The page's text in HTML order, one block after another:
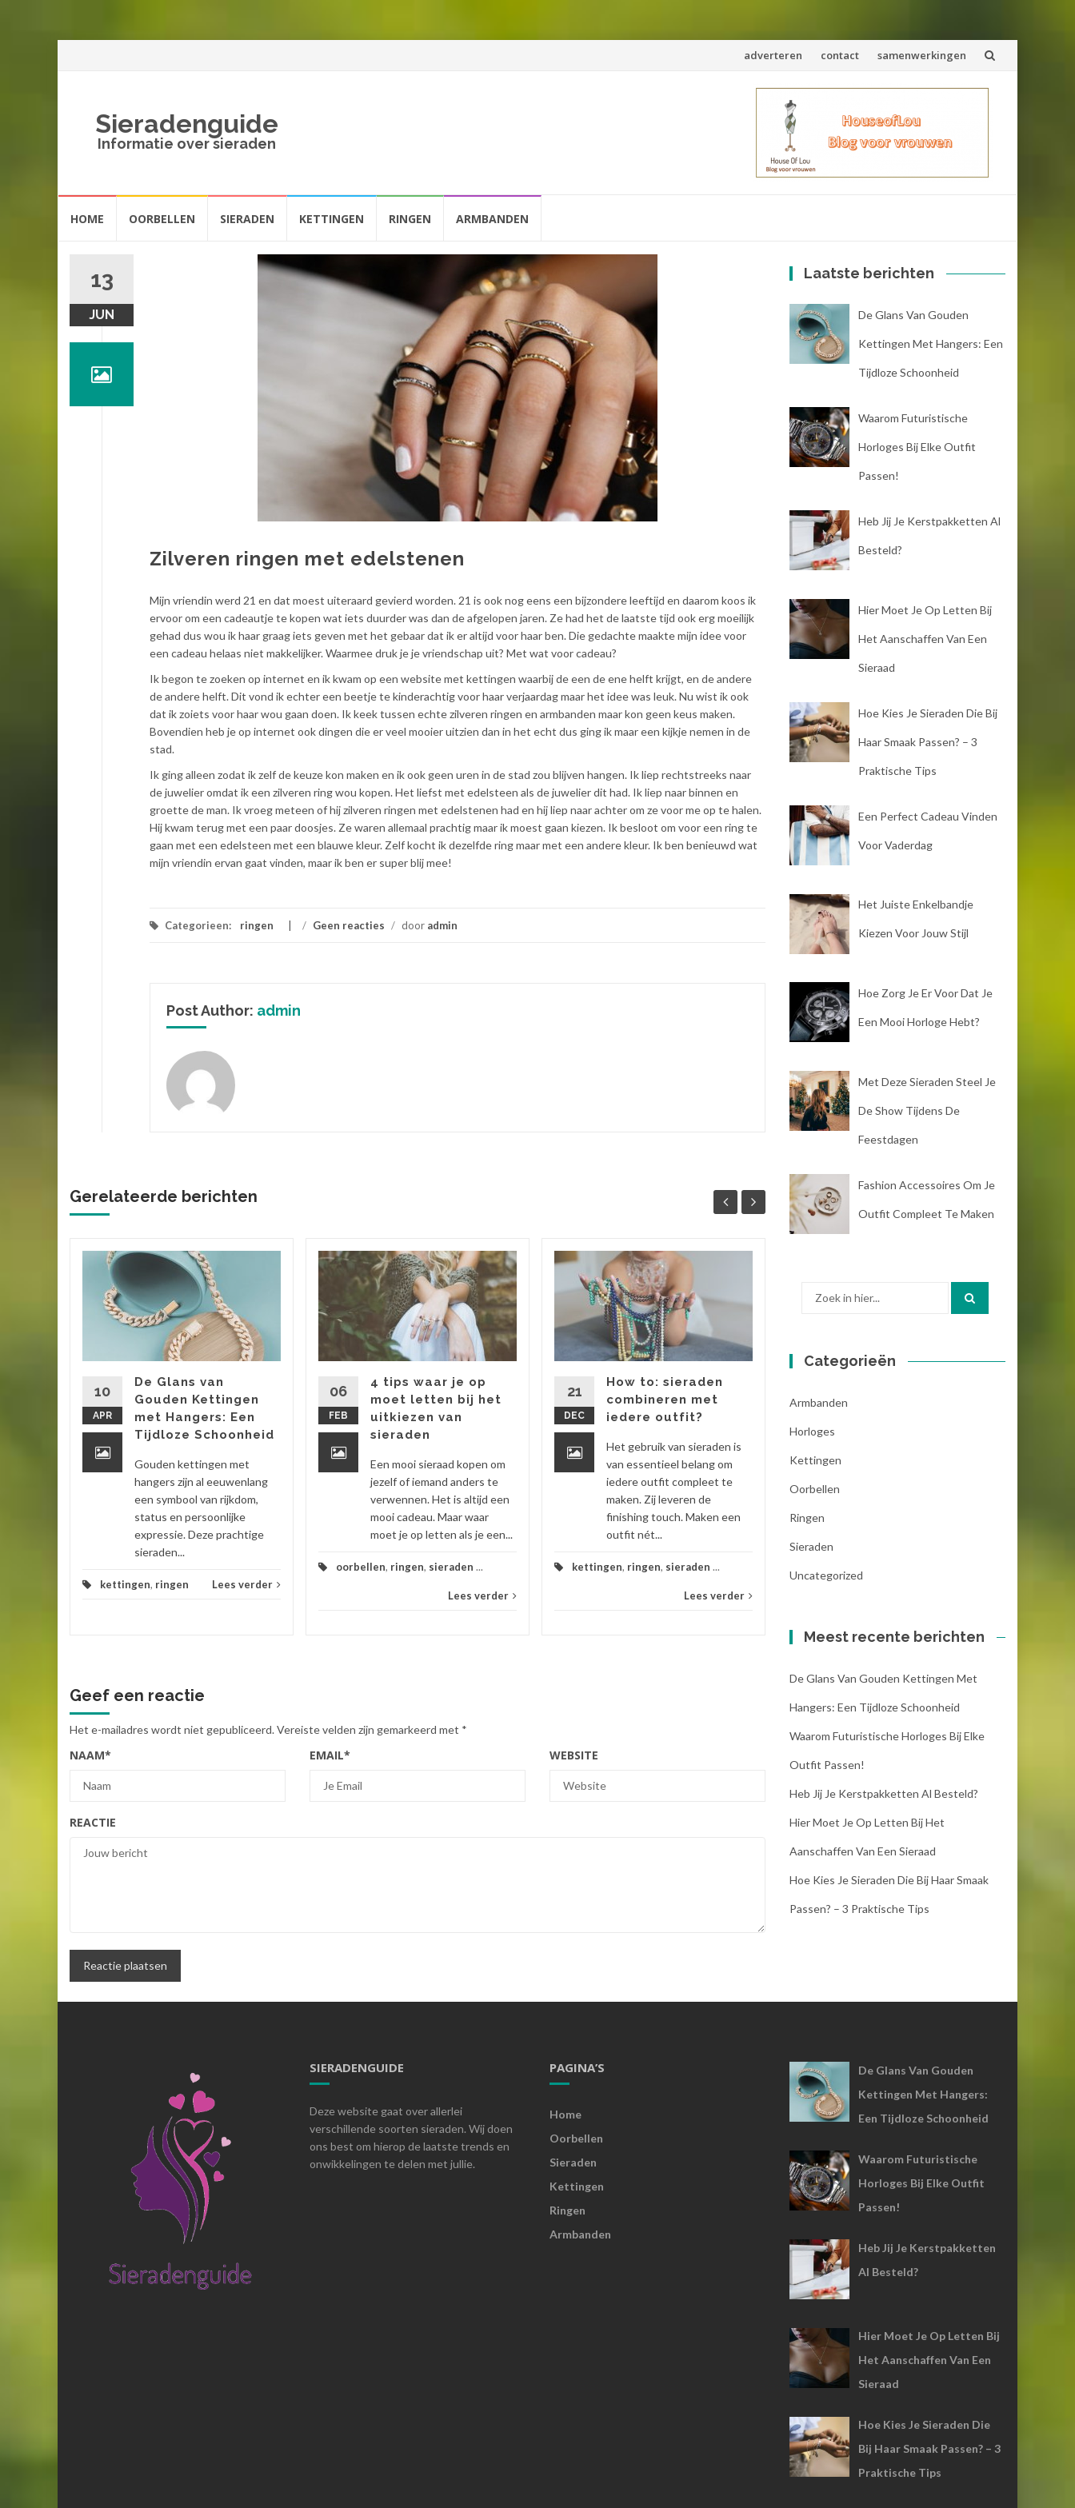
Spring
naar
adverteren contact samenwerkingen
Sieradenguide
Informatie over sieraden
naarHOME OORBELLEN SIERADEN KETTINGEN RINGEN ARMBANDEN
13
JUN
Zilveren ringen met edelstenen
Mijn vriendin werd 21 en dat moest uiteraard gevierd worden. 21 is ook nog eens een bijzondere leeftijd en daarom koos ik
ervoor om een cadeautje te kopen wat iets duurder was dan de afgelopen jaren. Ze had het de laatste tijd ook erg moeilijk
gehad dus wou ik haar graag iets geven met het gebaar dat ik er altijd voor haar ben. Die gedachte maakte mijn idee voor
een cadeau helaas niet makkelijker. Waarmee druk je je vriendschap uit? Met wat voor cadeau?
Ik begon te zoeken op internet en ik kwam op een website met kettingen waarbij de een de ene helft krijgt, en de andere
de andere helft. Dit vond ik echter een beetje te kinderachtig voor haar verjaardag maar het idee was leuk. Nu wist ik ook
dat ik zoiets voor haar wou gaan doen. Ik keek tussen echte zilveren ringen en armbanden maar kon geen keus maken.
Bovendien heb je op internet ook dingen die er veel mooier uitzien dan in het echt dus ging ik maar een kijkje nemen in de
stad.
Ik ging alleen zodat ik zelf de keuze kon maken en ik ook geen uren in de stad zou blijven hangen. Ik liep rechtstreeks naar
de juwelier omdat ik een zilveren ring wou kopen. Het liefst met edelsteen als de juwelier dit had. Ik liep naar binnen en
groette de man. Ik vroeg meteen of hij zilveren ringen met edelstenen had en hij liep naar achter om ze voor me op te halen.
Hij kwam terug met een paar doosjes. Ze waren allemaal prachtig maar ik moest gaan kiezen. Ik besloot om voor een ring te
gaan met een edelsteen met een blauwe kleur. Zelf kocht ik dezelfde ring maar met een andere kleur. Ik ben benieuwd wat
mijn vriendin ervan gaat vinden, maar ik ben er super blij mee!
Categorieen: ringen / Geen reacties / door admin
Post Author: admin
Gerelateerde berichten
10
APR
De Glans van
Gouden Kettingen
met Hangers: Een
Tijdloze Schoonheid
Gouden kettingen met
hangers zijn al eeuwenlang
een symbool van rijkdom,
status en persoonlijke
expressie. Deze prachtige
sieraden...
kettingen, ringen Lees verder
06
FEB
4 tips waar je op
moet letten bij het
uitkiezen van
sieraden
Een mooi sieraad kopen om
jezelf of iemand anders te
verwennen. Het is altijd een
mooi cadeau. Maar waar
moet je op letten als je een...
oorbellen, ringen, sieraden ...
Lees verder
21
DEC
How to: sieraden
combineren met
iedere outfit?
Het gebruik van sieraden is
van essentieel belang om
iedere outfit compleet te
maken. Zij leveren de
finishing touch. Maken een
outfit nét...
kettingen, ringen, sieraden ...
Lees verder
NOV
Sieraden zijn erg leuk om je
hebt ze in zo veel soorten,
maten en kleuren. Wanneer
Geef een reactie
Het e-mailadres wordt niet gepubliceerd.Vereiste velden zijn gemarkeerd met *
NAAM* EMAIL* WEBSITE
REACTIE
Laatste berichten
De Glans Van Gouden
Kettingen Met Hangers: Een
Tijdloze Schoonheid
Waarom Futuristische
Horloges Bij Elke Outfit
Passen!
Heb Jij Je Kerstpakketten Al
Besteld?
Hier Moet Je Op Letten Bij
Het Aanschaffen Van Een
Sieraad
Hoe Kies Je Sieraden Die Bij
Haar Smaak Passen? – 3
Praktische Tips
Een Perfect Cadeau Vinden
Voor Vaderdag
Het Juiste Enkelbandje
Kiezen Voor Jouw Stijl
Hoe Zorg Je Er Voor Dat Je
Een Mooi Horloge Hebt?
Met Deze Sieraden Steel Je
De Show Tijdens De
Feestdagen
Fashion Accessoires Om Je
Outfit Compleet Te Maken
Zoek
Categorieën
Armbanden
Horloges
Kettingen
Oorbellen
Ringen
Sieraden
Uncategorized
Meest recente berichten
De Glans Van Gouden Kettingen Met
Hangers: Een Tijdloze Schoonheid
Waarom Futuristische Horloges Bij Elke
Outfit Passen!
Heb Jij Je Kerstpakketten Al Besteld?
Hier Moet Je Op Letten Bij Het
Aanschaffen Van Een Sieraad
Hoe Kies Je Sieraden Die Bij Haar Smaak
Passen? – 3 Praktische Tips
SIERADENGUIDE
Deze website gaat over allerlei
verschillende soorten sieraden. Wij doen
ons best om hierop de laatste trends en
onwikkelingen te delen met jullie.
PAGINA’S
Home
Oorbellen
Sieraden
Kettingen
Ringen
Armbanden
De Glans Van Gouden
Kettingen Met Hangers:
Een Tijdloze Schoonheid
Waarom Futuristische
Horloges Bij Elke Outfit
Passen!
Heb Jij Je Kerstpakketten
Al Besteld?
Hier Moet Je Op Letten Bij
Het Aanschaffen Van Een
Sieraad
Hoe Kies Je Sieraden Die
Bij Haar Smaak Passen? – 3
Praktische Tips